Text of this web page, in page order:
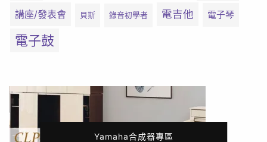
講座/發表會 貝斯 錄音初學者 電吉他 電子琴
電子鼓
Yamaha合成器專區